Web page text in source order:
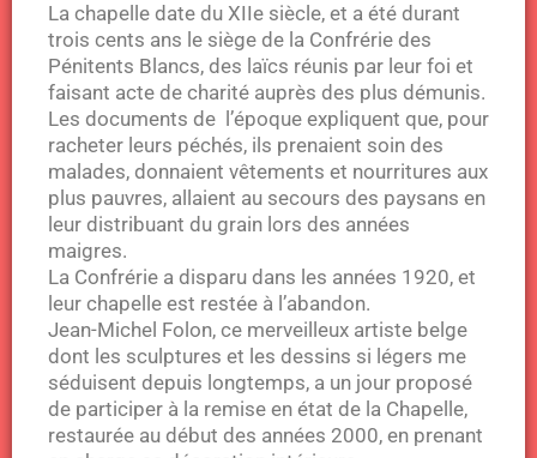
La chapelle date du XIIe siècle, et a été durant
trois cents ans le siège de la Confrérie des
Pénitents Blancs, des laïcs réunis par leur foi et
faisant acte de charité auprès des plus démunis.
Les documents de l’époque expliquent que, pour
racheter leurs péchés, ils prenaient soin des
malades, donnaient vêtements et nourritures aux
plus pauvres, allaient au secours des paysans en
leur distribuant du grain lors des années
maigres.
La Confrérie a disparu dans les années 1920, et
leur chapelle est restée à l’abandon.
Jean-Michel Folon, ce merveilleux artiste belge
dont les sculptures et les dessins si légers me
séduisent depuis longtemps, a un jour proposé
de participer à la remise en état de la Chapelle,
restaurée au début des années 2000, en prenant